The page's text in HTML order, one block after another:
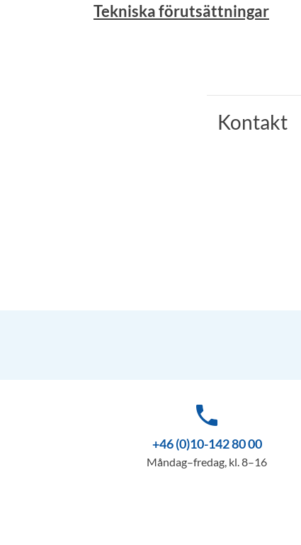
Tekniska förutsättningar
Kontakt
phone
+46 (0)10-142 80 00
Måndag–fredag, kl. 8–16